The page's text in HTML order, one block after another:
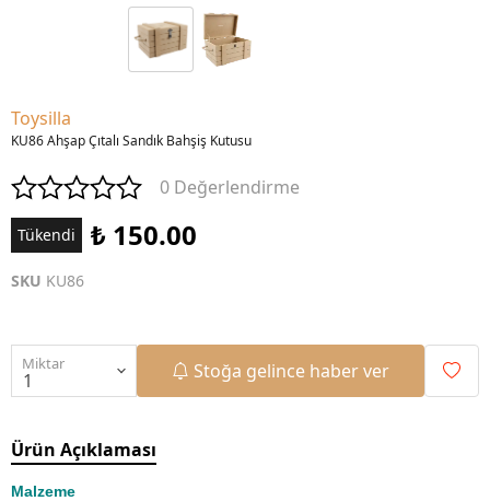
Toysilla
KU86 Ahşap Çıtalı Sandık Bahşiş Kutusu
0 Değerlendirme
Tükendi ₺ 150.00
SKU KU86
Miktar Stoğa gelince haber ver
Ürün Açıklaması
Malzeme